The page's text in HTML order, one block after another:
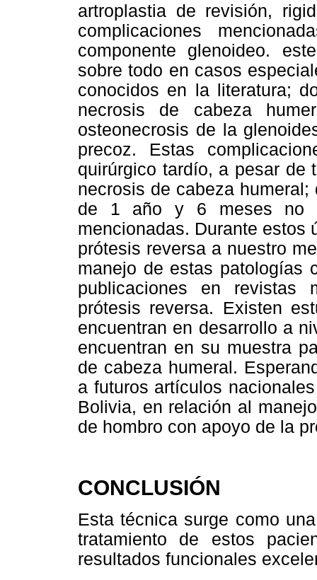
artroplastia de revisión,
complicaciones
componente glenoideo.
sobre todo en casos
conocidos en la literatura;
necrosis de cabeza
osteonecrosis de la
precoz. Estas
quirúrgico tardío, a pesar de
necrosis de cabeza
de 1 año y 6 meses no
mencionadas. Durante estos
prótesis reversa a nuestro
manejo de estas patologías
publicaciones en
prótesis reversa. Existen
encuentran en desarrollo a
encuentran en su muestra
de cabeza humeral.
a futuros artículos
Bolivia, en relación al
de hombro con apoyo de la
CONCLUSIÓN
Esta técnica surge como
tratamiento de estos
resultados funcionales